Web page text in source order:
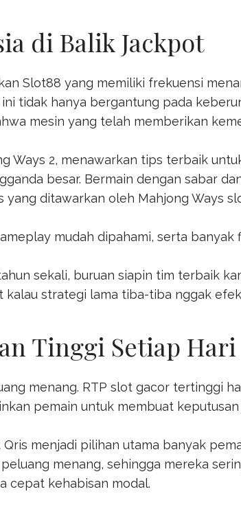
di Balik Jackpot
Slot88 yang memiliki frekuensi
tidak hanya bergantung pada
mesin yang telah memberikan
2, menawarkan tips terbaik
besar. Bermain dengan sabar
yang ditawarkan oleh Mahjong Ways
mudah dipahami, serta
sekali, buruan siapin tim terbaik
strategi lama tiba-tiba nggak
Tinggi Setiap Hari
menang. RTP slot gacor tertinggi
pemain untuk membuat
Qris menjadi pilihan utama banyak
menang, sehingga mereka
cepat kehabisan modal.